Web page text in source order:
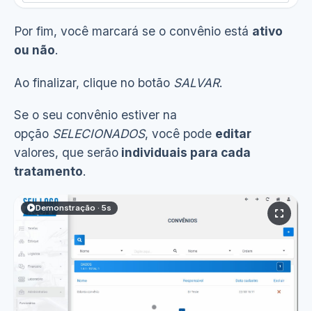
Por fim, você marcará se o convênio está ativo
ou não.
Ao finalizar, clique no botão SALVAR.
Se o seu convênio estiver na
opção SELECIONADOS, você pode editar
valores, que serão individuais para cada
tratamento.
Demonstração · 5s